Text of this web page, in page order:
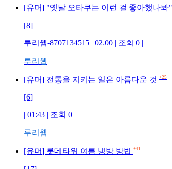
[유머] "옛날 오타쿠는 이런 걸 좋아했나봐"
[8]
루리웹-8707134515 | 02:00 | 조회 0 |
루리웹
[유머] 전통을 지키는 일은 아름다운 것 +25
[6]
| 01:43 | 조회 0 |
루리웹
[유머] 롯데타워 여름 냉방 방법 +41